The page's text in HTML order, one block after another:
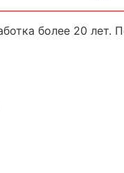
более 20 лет.